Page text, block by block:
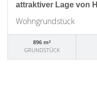
attraktiver Lage von
Wohngrundstück
896 m²
GRUNDSTÜCK